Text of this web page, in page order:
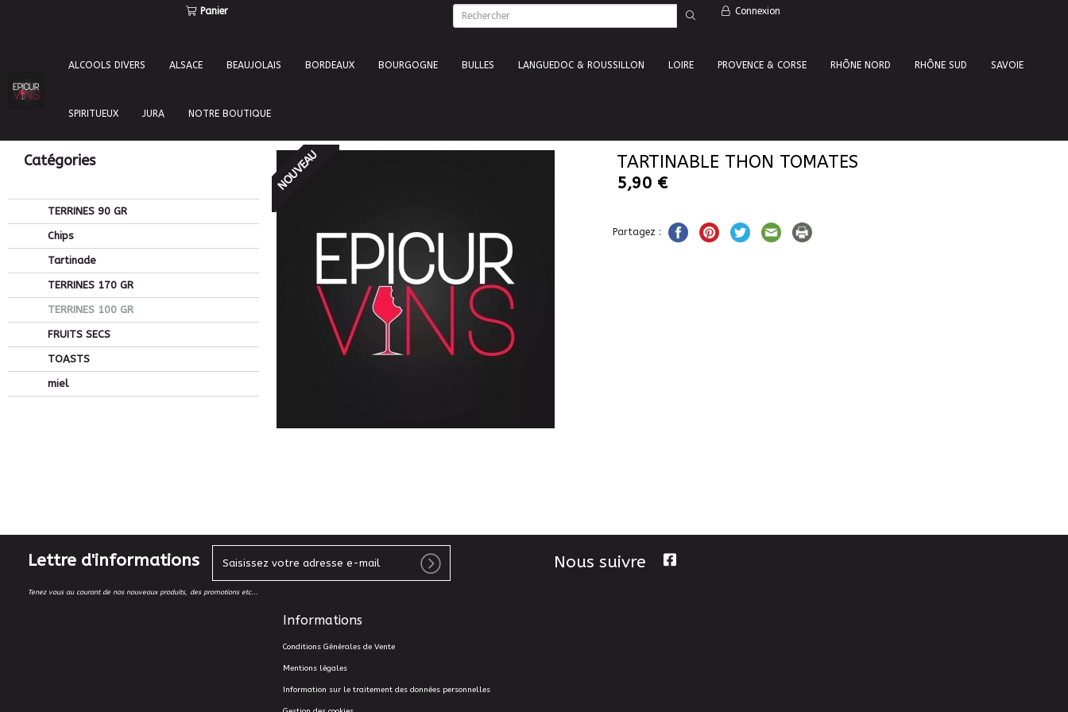
Panier Connexion
ALCOOLS DIVERS ALSACE BEAUJOLAIS BORDEAUX BOURGOGNE BULLES LANGUEDOC & ROUSSILLON LOIRE PROVENCE & CORSE RHÔNE NORD RHÔNE SUD SAVOIE
SPIRITUEUX JURA NOTRE BOUTIQUE
Catégories
TERRINES 90 GR
Chips
Tartinade
TERRINES 170 GR
TERRINES 100 GR
FRUITS SECS
TOASTS
miel
NOUVEAU TARTINABLE THON TOMATES
5,90 €
Partagez :
Lettre d'informations
Tenez vous au courant de nos nouveaux produits, des promotions etc...
Nous suivre
Informations
Conditions Générales de Vente
Mentions légales
Information sur le traitement des données personnelles